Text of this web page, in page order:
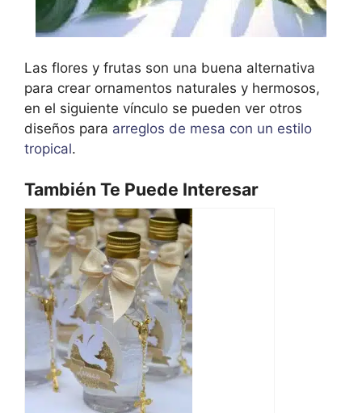
Las flores y frutas son una buena alternativa
para crear ornamentos naturales y hermosos,
en el siguiente vínculo se pueden ver otros
diseños para arreglos de mesa con un estilo
tropical.
También Te Puede Interesar